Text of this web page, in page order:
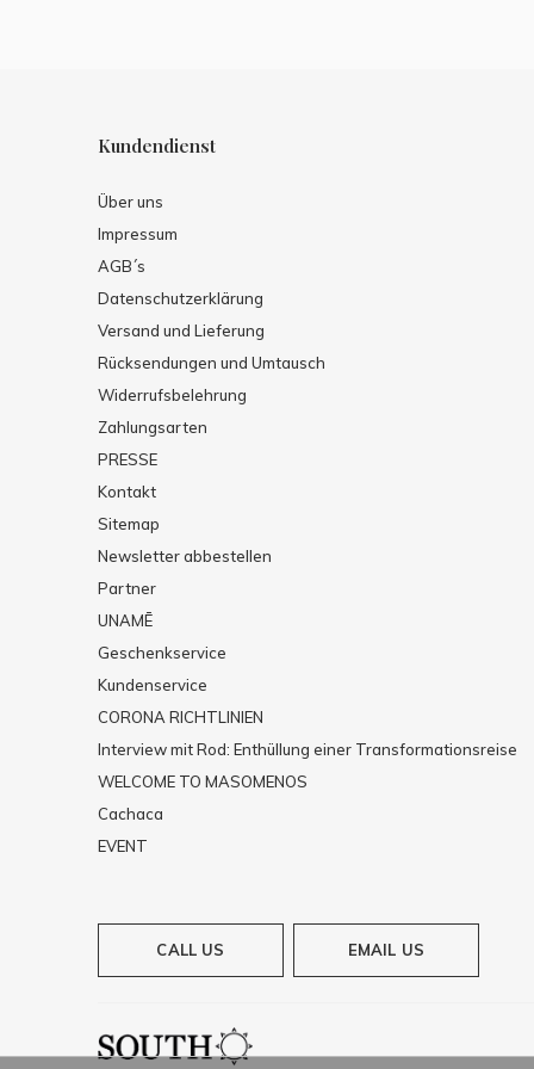
Kundendienst
Über uns
Impressum
AGB´s
Datenschutzerklärung
Versand und Lieferung
Rücksendungen und Umtausch
Widerrufsbelehrung
Zahlungsarten
PRESSE
Kontakt
Sitemap
Newsletter abbestellen
Partner
UNAMĒ
Geschenkservice
Kundenservice
CORONA RICHTLINIEN
Interview mit Rod: Enthüllung einer Transformationsreise
WELCOME TO MASOMENOS
Cachaca
EVENT
CALL US EMAIL US